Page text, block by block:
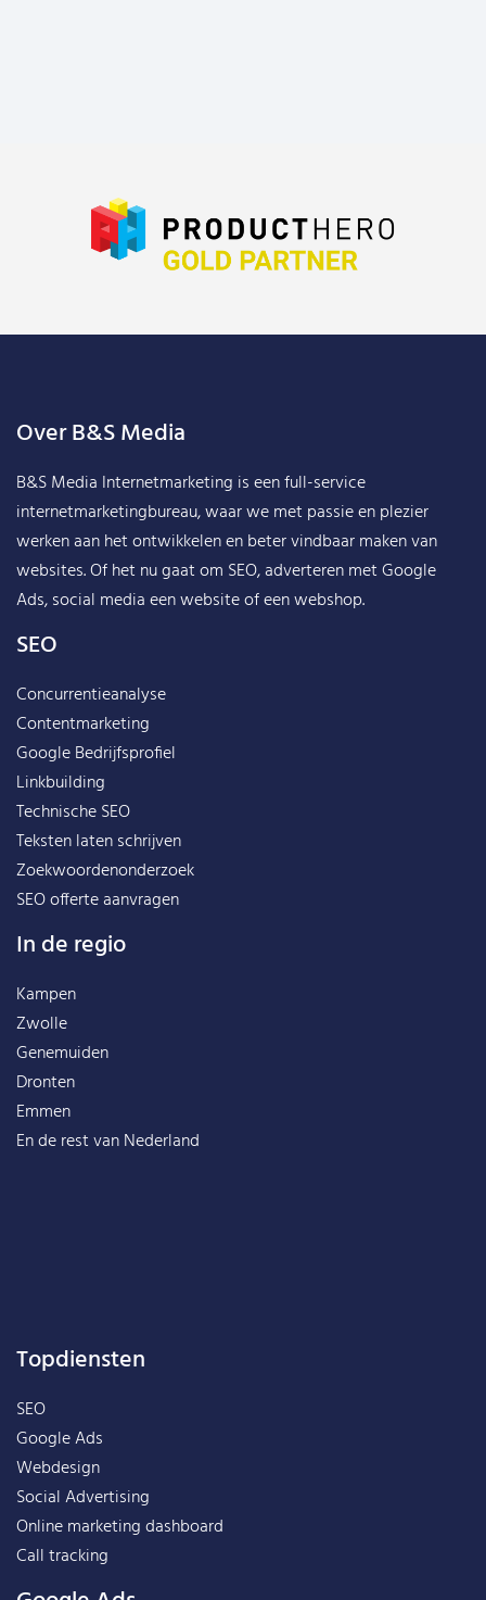
Over B&S Media
B&S Media Internetmarketing is een full-service
internetmarketingbureau, waar we met passie en plezier
werken aan het ontwikkelen en beter vindbaar maken van
websites. Of het nu gaat om SEO, adverteren met Google
Ads, social media een website of een webshop.
SEO
Concurrentieanalyse
Contentmarketing
Google Bedrijfsprofiel
Linkbuilding
Technische SEO
Teksten laten schrijven
Zoekwoordenonderzoek
SEO offerte aanvragen
In de regio
Kampen
Zwolle
Genemuiden
Dronten
Emmen
En de rest vanNederland
Topdiensten
SEO
Google Ads
Webdesign
Social Advertising
Online marketing dashboard
Call tracking